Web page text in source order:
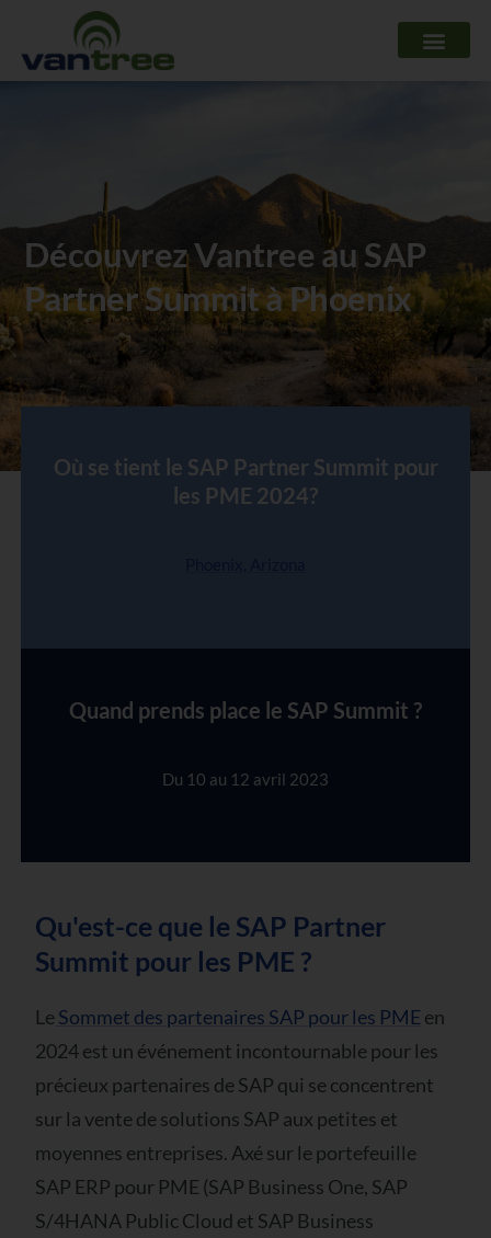
contenu
Découvrez Vantree au SAP
Partner Summit à Phoenix
Où se tient le SAP Partner Summit pour
les PME 2024?
Quand prends place le SAP Summit ?
Du 10 au 12 avril 2023
Qu'est-ce que le SAP Partner
Summit pour les PME ?
LeSommet des partenaires SAP pour les PMEen
2024 est un événement incontournable pour les
précieux partenaires de SAP qui se concentrent
sur la vente de solutions SAP aux petites et
moyennes entreprises. Axé sur le portefeuille
SAP ERP pour PME (SAP Business One, SAP
S/4HANA Public Cloud et SAP Business